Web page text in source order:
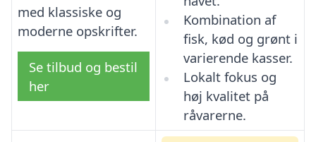
med klassiske og
moderne opskrifter.
Se tilbud og bestil
her
Kombination af
fisk, kød og grønt i
varierende kasser.
Lokalt fokus og
høj kvalitet på
råvarerne.